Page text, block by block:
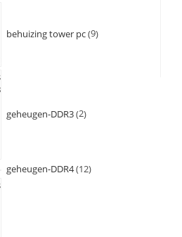
behuizing tower pc 9
geheugen-DDR3 2
geheugen-DDR4 12